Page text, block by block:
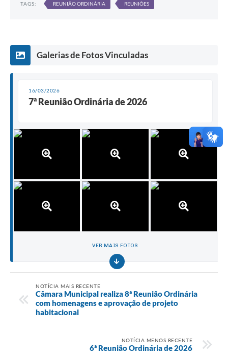
TAGS: REUNIÃO ORDINÁRIA REUNIÕES
Galerias de Fotos Vinculadas
16/03/2026
7ª Reunião Ordinária de 2026
VER MAIS FOTOS
NOTÍCIA MAIS RECENTE
Câmara Municipal realiza 8ª Reunião Ordinária
com homenagens e aprovação de projeto
habitacional
NOTÍCIA MENOS RECENTE
6ª Reunião Ordinária de 2026